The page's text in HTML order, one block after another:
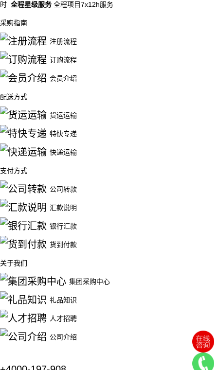
时 全程星级服务 全程项目7x12h服务
采购指南
注册流程
订购流程
会员介绍
配送方式
货运运输
特快专递
快递运输
支付方式
公司转款
汇款说明
银行汇款
货到付款
关于我们
集团采购中心
礼品知识
人才招聘
公司介绍